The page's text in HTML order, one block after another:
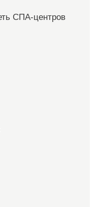
СПА-центров